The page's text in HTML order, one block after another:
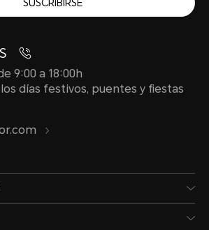
SUSCRIBIRSE
9:00 a 18:00h
días festivos, puentes y fiestas